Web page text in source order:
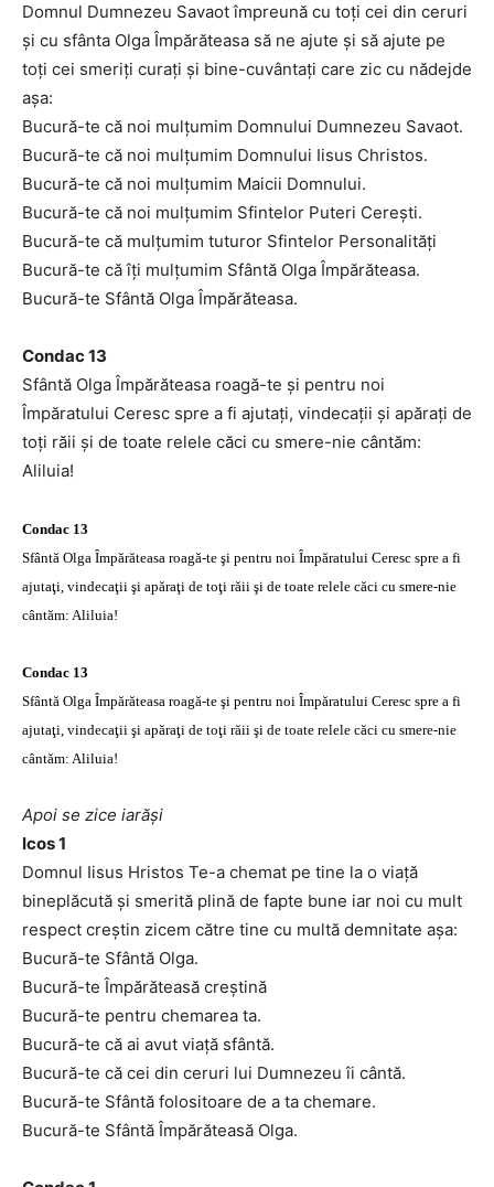
Domnul Dumnezeu Savaot împreună cu toţi cei din ceruri
şi cu sfânta Olga Împărăteasa să ne ajute şi să ajute pe
toţi cei smeriţi curaţi şi bine-cuvântaţi care zic cu nădejde
aşa:
Bucură-te că noi mulţumim Domnului Dumnezeu Savaot.
Bucură-te că noi mulţumim Domnului Iisus Christos.
Bucură-te că noi mulţumim Maicii Domnului.
Bucură-te că noi mulţumim Sfintelor Puteri Cereşti.
Bucură-te că mulţumim tuturor Sfintelor Personalităţi
Bucură-te că îţi mulţumim Sfântă Olga Împărăteasa.
Bucură-te Sfântă Olga Împărăteasa.
Condac 13
Sfântă Olga Împărăteasa roagă-te şi pentru noi
Împăratului Ceresc spre a fi ajutaţi, vindecaţii şi apăraţi de
toţi răii şi de toate relele căci cu smere-nie cântăm:
Aliluia!
Condac 13
Sfântă Olga Împărăteasa roagă-te şi pentru noi Împăratului Ceresc spre a fi
ajutaţi, vindecaţii şi apăraţi de toţi răii şi de toate relele căci cu smere-nie
cântăm: Aliluia!
Condac 13
Sfântă Olga Împărăteasa roagă-te şi pentru noi Împăratului Ceresc spre a fi
ajutaţi, vindecaţii şi apăraţi de toţi răii şi de toate relele căci cu smere-nie
cântăm: Aliluia!
Apoi se zice iarăşi
Icos 1
Domnul Iisus Hristos Te-a chemat pe tine la o viaţă
bineplăcută şi smerită plină de fapte bune iar noi cu mult
respect creştin zicem către tine cu multă demnitate aşa:
Bucură-te Sfântă Olga.
Bucură-te Împărăteasă creştină
Bucură-te pentru chemarea ta.
Bucură-te că ai avut viaţă sfântă.
Bucură-te că cei din ceruri lui Dumnezeu îi cântă.
Bucură-te Sfântă folositoare de a ta chemare.
Bucură-te Sfântă Împărăteasă Olga.